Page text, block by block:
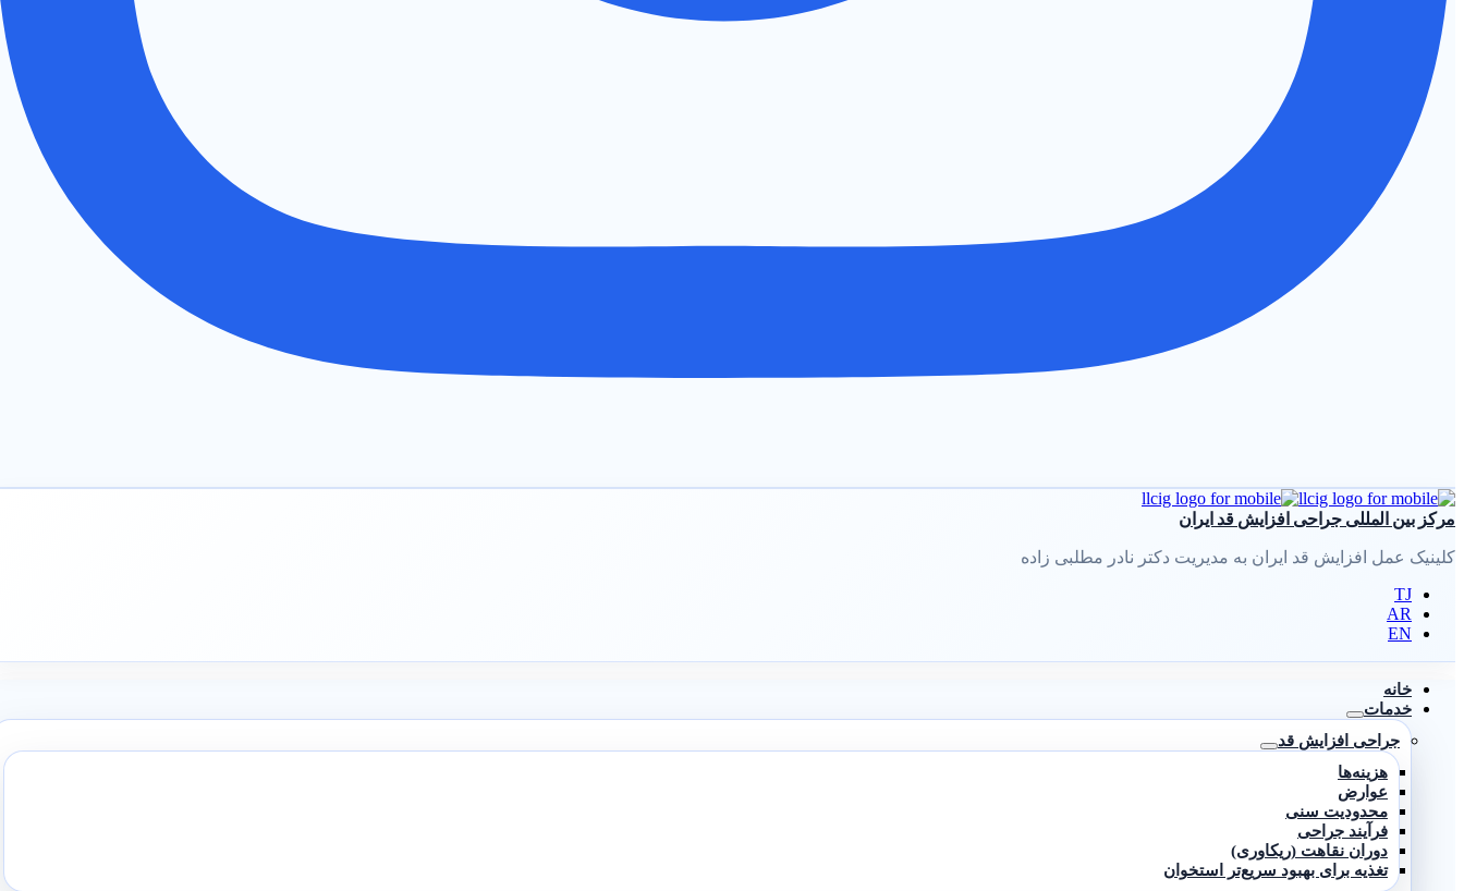
مرکز بین المللی جراحی افزایش قد ایران
کلینیک عمل افزایش قد ایران به مدیریت دکتر نادر مطلبی زاده
TJ
AR
EN
خانه
خدمات
جراحی افزایش قد
هزینه‌ها
عوارض
محدودیت سنی
فرآیند جراحی
دوران نقاهت (ریکاوری)
تغذیه برای بهبود سریع‌تر استخوان